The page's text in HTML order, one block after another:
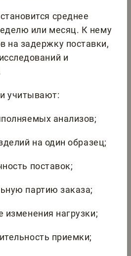
среднее
или месяц. К нему
на задержку поставки,
и
учитывают:
анализов;
на один образец;
поставок;
партию заказа;
изменения нагрузки;
приемки;